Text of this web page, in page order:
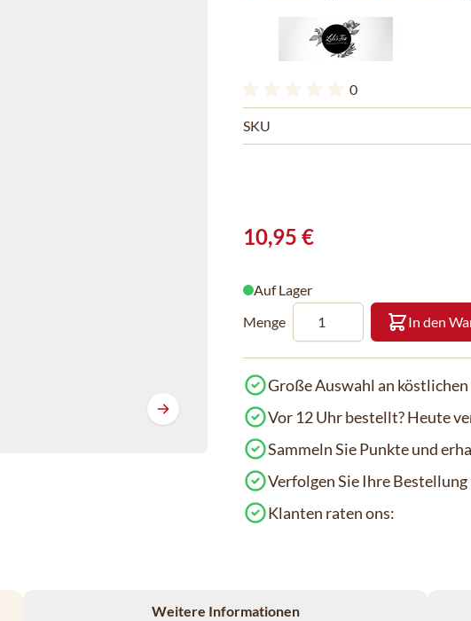
0
SKU
10,95 €
Auf Lager
Menge
In den
Große Auswahl an köstlichen
Vor 12 Uhr bestellt? Heute
Sammeln Sie Punkte und
Verfolgen Sie Ihre
Klanten raten ons:
Weitere Informationen